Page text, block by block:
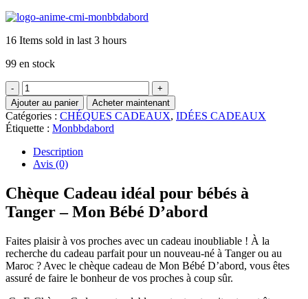
16 Items sold in last 3 hours
99 en stock
quantité
de
Chèque
Cadeau
Ajouter au panier Acheter maintenant
Catégories : CHÉQUES CADEAUX, IDÉES CADEAUX
Étiquette : Monbbdabord
Description
Avis (0)
Chèque Cadeau idéal pour bébés à
Tanger – Mon Bébé D’abord
Faites plaisir à vos proches avec un cadeau inoubliable ! À la
recherche du cadeau parfait pour un nouveau-né à Tanger ou au
Maroc ? Avec le chèque cadeau de Mon Bébé D’abord, vous êtes
assuré de faire le bonheur de vos proches à coup sûr.